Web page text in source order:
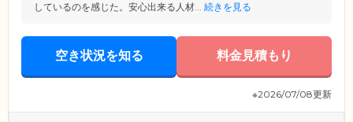
しているのを感じた。安心出来る人材... 続きを見る
空き状況を知る 料金見積もり
※2026/07/08更新